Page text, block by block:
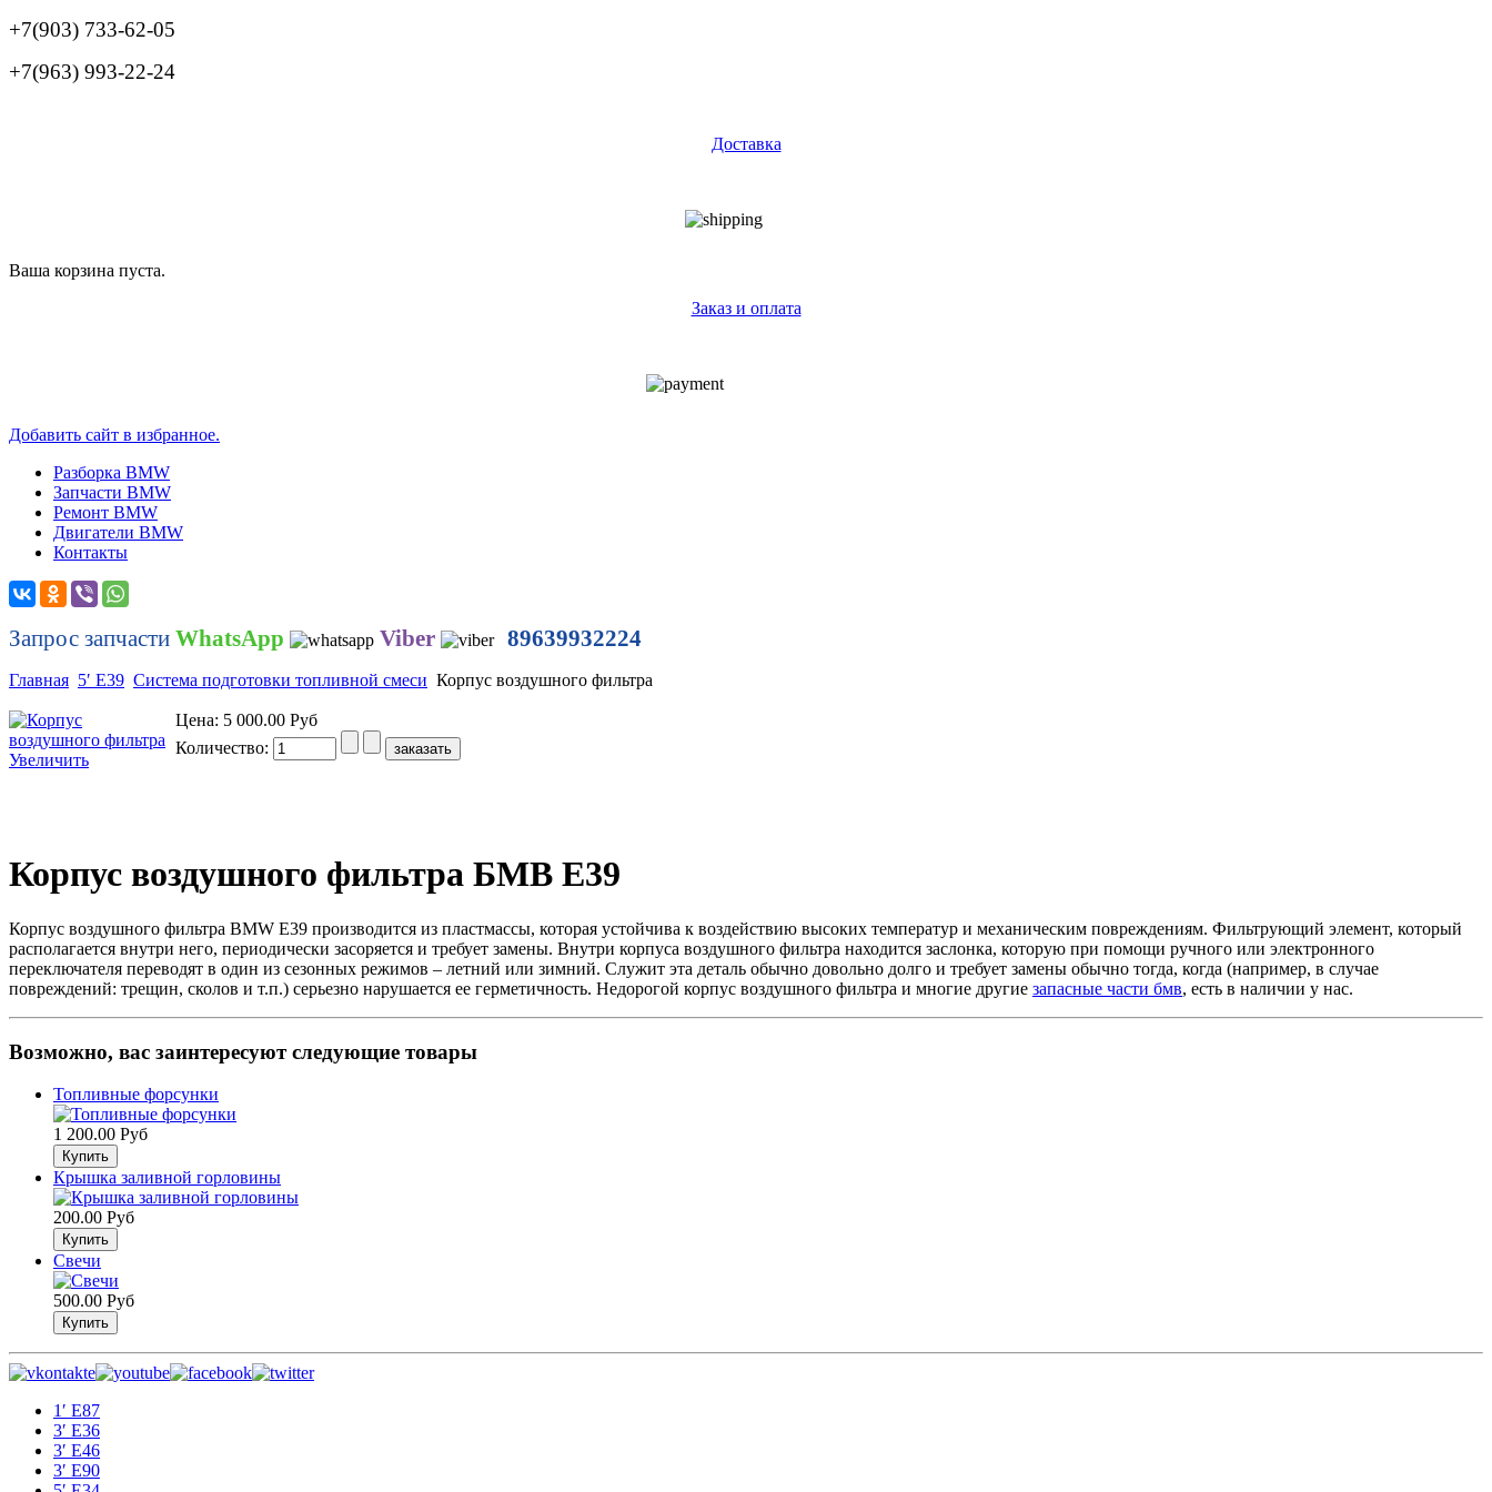
+7(903) 733-62-05
+7(963) 993-22-24
Доставка
Ваша корзина пуста.
Заказ и оплата
Добавить сайт в избранное.
Разборка BMW
Запчасти BMW
Ремонт BMW
Двигатели BMW
Контакты
Запрос запчасти WhatsApp Viber 89639932224
Главная 5′ E39 Система подготовки топливной смеси Корпус воздушного фильтра
Увеличить
Цена: 5 000.00 Руб
Количество:
Корпус воздушного фильтра БМВ Е39
Корпус воздушного фильтра BMW E39 производится из пластмассы, которая устойчива к воздействию высоких температур и механическим повреждениям. Фильтрующий элемент, который
располагается внутри него, периодически засоряется и требует замены. Внутри корпуса воздушного фильтра находится заслонка, которую при помощи ручного или электронного
переключателя переводят в один из сезонных режимов – летний или зимний. Служит эта деталь обычно довольно долго и требует замены обычно тогда, когда (например, в случае
повреждений: трещин, сколов и т.п.) серьезно нарушается ее герметичность. Недорогой корпус воздушного фильтра и многие другие запасные части бмв, есть в наличии у нас.
Возможно, вас заинтересуют следующие товары
Топливные форсунки
1 200.00 Руб
Крышка заливной горловины
200.00 Руб
Свечи
500.00 Руб
1′ E87
3′ E36
3′ E46
3′ E90